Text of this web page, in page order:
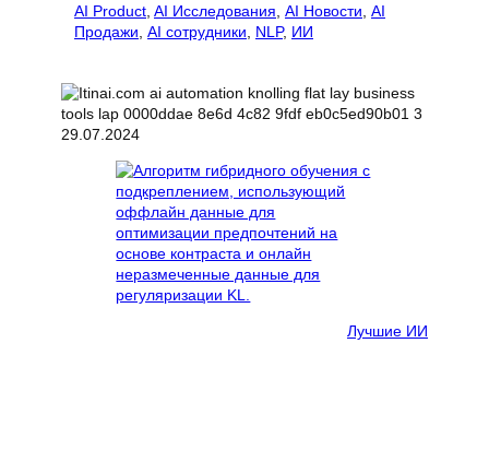
AI Product AI Исследования AI Новости AI
Продажи AI сотрудники NLP, ИИ
29.07.2024
Лучшие ИИ